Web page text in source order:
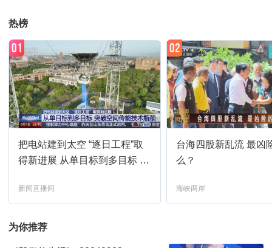
02:50 预约
03:20 记住乡愁-片段展播-2025-11 预约
03:25 记住乡愁-片段展播-2025-16 预约
03:30
04:00 中国新闻
05:18
热榜
把电站建到太空 “逐日工程”取
得新进展 从单目标到多目标 突
新闻直播间
01
台海四股新乱流 最凶
么？
海峡两岸
02
为你推荐